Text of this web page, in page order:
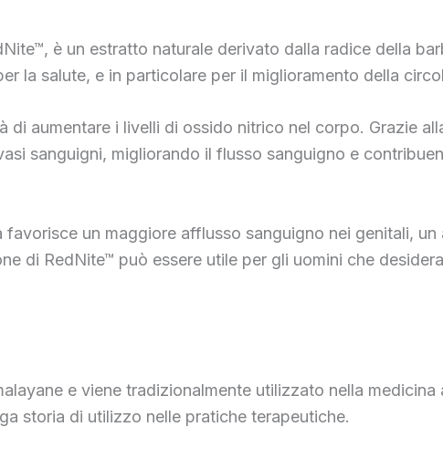
è un estratto naturale derivato dalla radice della
la salute, e in particolare per il miglioramento della
aumentare i livelli di ossido nitrico nel corpo. Grazie
sanguigni, migliorando il flusso sanguigno e
un maggiore afflusso sanguigno nei genitali, un
di RedNite™ può essere utile per gli uomini che
e viene tradizionalmente utilizzato nella medicina
storia di utilizzo nelle pratiche terapeutiche.